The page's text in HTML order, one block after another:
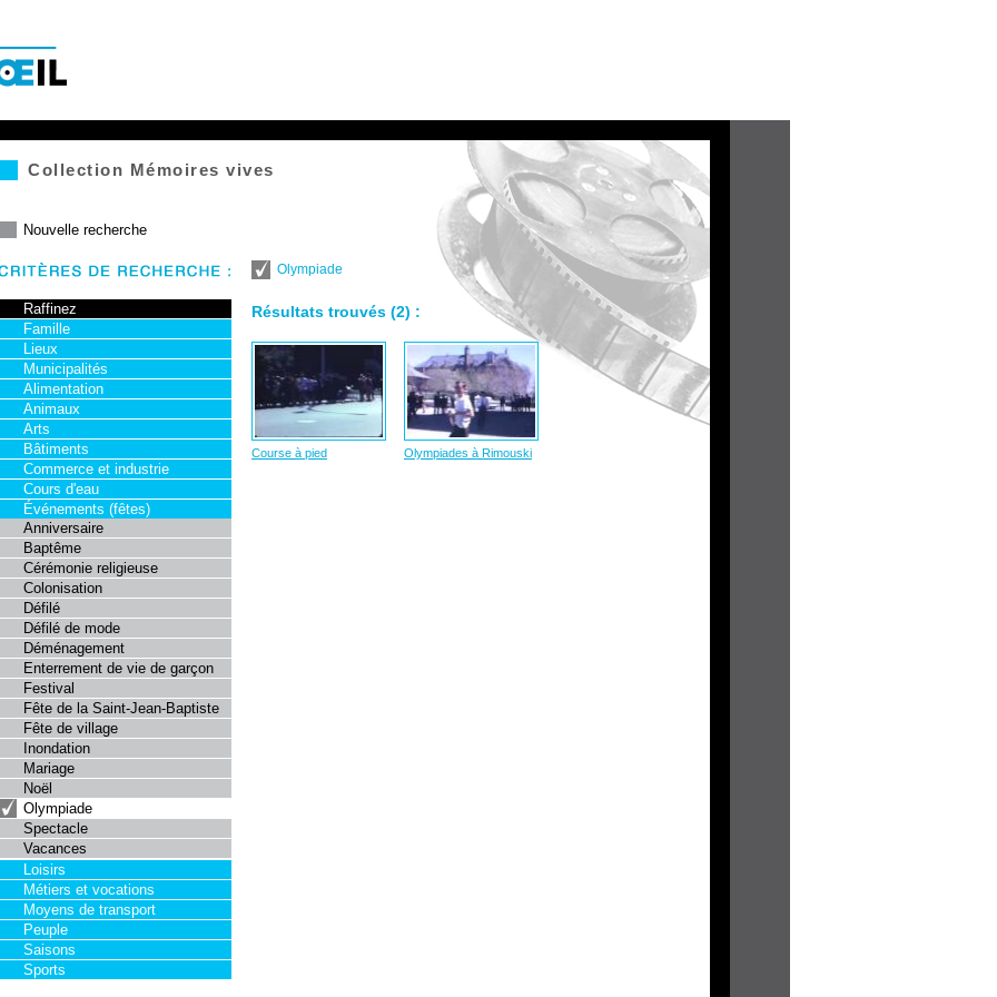
Collection Mémoires vives
Nouvelle recherche
Raffinez
Famille
Lieux
Municipalités
Alimentation
Animaux
Arts
Bâtiments
Commerce et industrie
Cours d'eau
Événements (fêtes)
Anniversaire
Baptême
Cérémonie religieuse
Colonisation
Défilé
Défilé de mode
Déménagement
Enterrement de vie de garçon
Festival
Fête de la Saint-Jean-Baptiste
Fête de village
Inondation
Mariage
Noël
Olympiade
Spectacle
Vacances
Loisirs
Métiers et vocations
Moyens de transport
Peuple
Saisons
Sports
Olympiade
Résultats trouvés (2) :
Course à pied Olympiades à Rimouski